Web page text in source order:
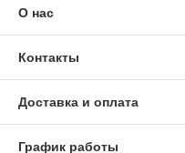
О нас
Контакты
Доставка и оплата
График работы